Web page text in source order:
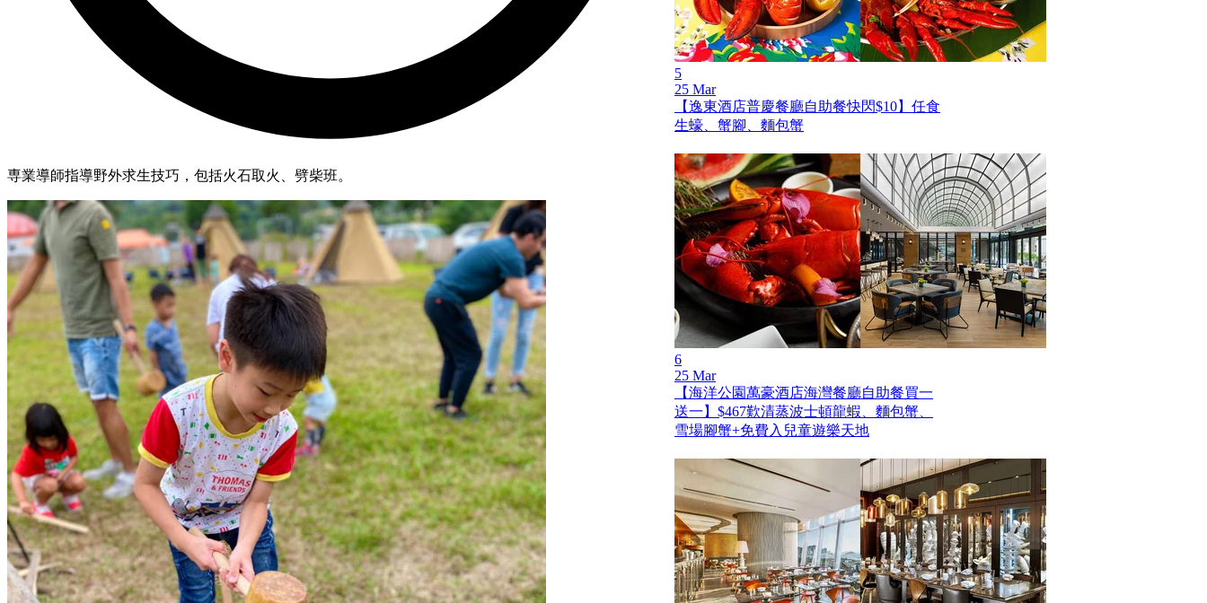
専業導師指導野外求生技巧，包括火石取火、劈柴班。
5
25 Mar
【逸東酒店普慶餐廳自助餐快閃$10】任食
生蠔、蟹腳、麵包蟹
6
25 Mar
【海洋公園萬豪酒店海灣餐廳自助餐買一
送一】$467歎清蒸波士頓龍蝦、麵包蟹、
雪場腳蟹+免費入兒童遊樂天地